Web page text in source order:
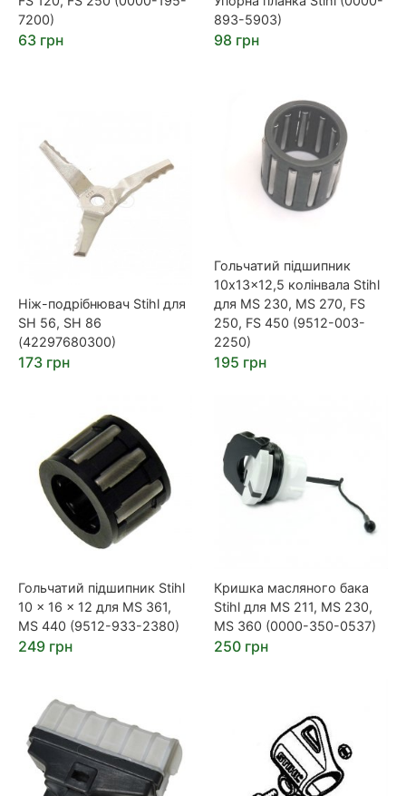
7200)
63 грн
893-5903)
98 грн
Ніж-подрібнювач Stihl для
SH 56, SH 86
(42297680300)
173 грн
Гольчатий підшипник
10x13x12,5 колінвала Stihl
для MS 230, MS 270, FS
250, FS 450 (9512-003-
2250)
195 грн
Гольчатий підшипник Stihl
10 x 16 x 12 для MS 361,
MS 440 (9512-933-2380)
249 грн
Кришка масляного бака
Stihl для MS 211, MS 230,
MS 360 (0000-350-0537)
250 грн